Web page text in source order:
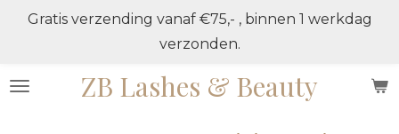
de
ZB Lashes & Beauty
Gratis verzending vanaf €75,- , binnen 1 werkdag
verzonden.